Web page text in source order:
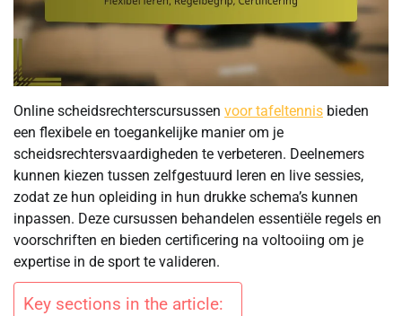
Online scheidsrechterscursussen voor tafeltennis bieden
een flexibele en toegankelijke manier om je
scheidsrechtersvaardigheden te verbeteren. Deelnemers
kunnen kiezen tussen zelfgestuurd leren en live sessies,
zodat ze hun opleiding in hun drukke schema’s kunnen
inpassen. Deze cursussen behandelen essentiële regels en
voorschriften en bieden certificering na voltooiing om je
expertise in de sport te valideren.
Key sections in the article: